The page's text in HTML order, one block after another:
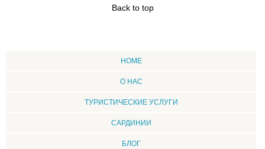
Back to top
HOME
О НАС
ТУРИСТИЧЕСКИЕ УСЛУГИ
CАРДИНИИ
БЛОГ